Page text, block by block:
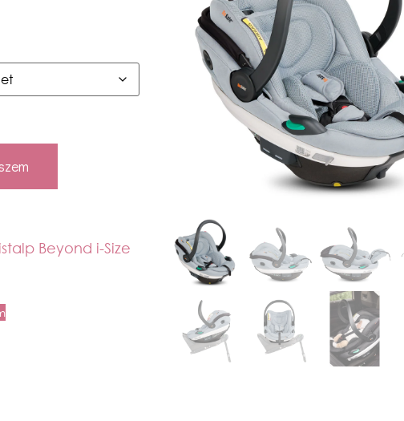
Beyond i-Size